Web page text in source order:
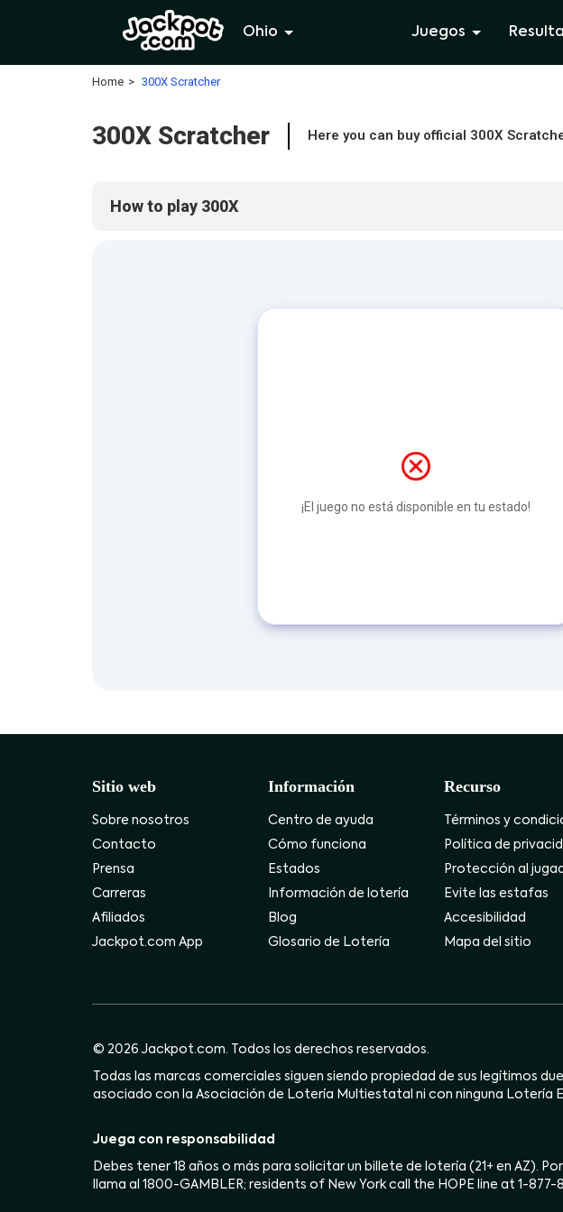
Ohio Juegos
Home 300X Scratcher
300X Scratcher Here you can buy official 300X
How to play 300X
¡El juego no está disponible en tu estado!
Sitio web
Sobre nosotros
Contacto
Prensa
Carreras
Afiliados
Jackpot.com App
Información
Centro de ayuda
Cómo funciona
Estados
Información de lotería
Blog
Glosario de Lotería
Recurso
Términos y
Política de
Protección al
Evite las estafas
Accesibilidad
Mapa del sitio
© 2026 Jackpot.com. Todos los derechos reservados.
Todas las marcas comerciales siguen siendo propiedad de sus legítimos
asociado con la Asociación de Lotería Multiestatal ni con ninguna Lotería
Juega con responsabilidad
Debes tener 18 años o más para solicitar un billete de lotería (21+ en AZ).
llama al 1800-GAMBLER; residents of New York call the HOPE line at 1-